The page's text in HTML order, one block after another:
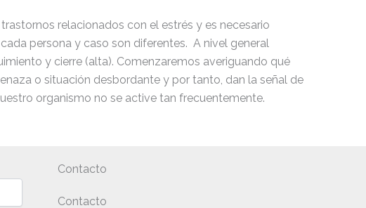
relacionados con el estrés y es necesario
persona y caso son diferentes. A nivel general
y cierre (alta). Comenzaremos averiguando qué
o situación desbordante y por tanto, dan la señal de
organismo no se active tan frecuentemente.
Contacto
Contacto